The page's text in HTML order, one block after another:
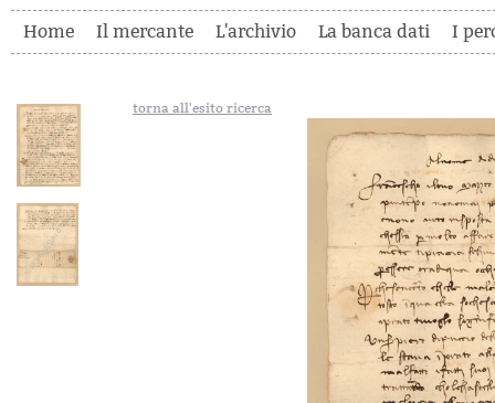
Home Il mercante L'archivio La banca dati I
torna all'esito ricerca